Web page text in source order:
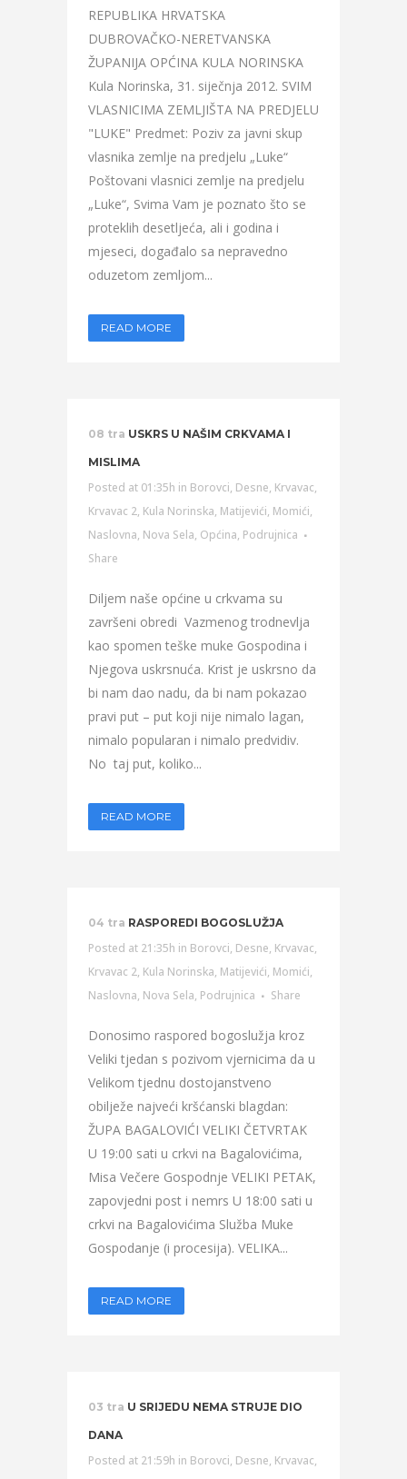
REPUBLIKA HRVATSKA
DUBROVAČKO-NERETVANSKA
ŽUPANIJA OPĆINA KULA NORINSKA
Kula Norinska, 31. siječnja 2012. SVIM
VLASNICIMA ZEMLJIŠTA NA PREDJELU
"LUKE" Predmet: Poziv za javni skup
vlasnika zemlje na predjelu „Luke“
Poštovani vlasnici zemlje na predjelu
„Luke“, Svima Vam je poznato što se
proteklih desetljeća, ali i godina i
mjeseci, događalo sa nepravedno
oduzetom zemljom...
READ MORE
08 tra USKRS U NAŠIM CRKVAMA I
MISLIMA
Posted at 01:35h in Borovci, Desne, Krvavac,
Krvavac 2, Kula Norinska, Matijevići, Momići,
Naslovna, Nova Sela, Općina, Podrujnica
Share
Diljem naše općine u crkvama su
završeni obredi Vazmenog trodnevlja
kao spomen teške muke Gospodina i
Njegova uskrsnuća. Krist je uskrsno da
bi nam dao nadu, da bi nam pokazao
pravi put – put koji nije nimalo lagan,
nimalo popularan i nimalo predvidiv.
No taj put, koliko...
READ MORE
04 tra RASPOREDI BOGOSLUŽJA
Posted at 21:35h in Borovci, Desne, Krvavac,
Krvavac 2, Kula Norinska, Matijevići, Momići,
Naslovna, Nova Sela, Podrujnica Share
Donosimo raspored bogoslužja kroz
Veliki tjedan s pozivom vjernicima da u
Velikom tjednu dostojanstveno
obilježe najveći kršćanski blagdan:
ŽUPA BAGALOVIĆI VELIKI ČETVRTAK
U 19:00 sati u crkvi na Bagalovićima,
Misa Večere Gospodnje VELIKI PETAK,
zapovjedni post i nemrs U 18:00 sati u
crkvi na Bagalovićima Služba Muke
Gospodanje (i procesija). VELIKA...
READ MORE
03 tra U SRIJEDU NEMA STRUJE DIO
DANA
Posted at 21:59h in Borovci, Desne, Krvavac,